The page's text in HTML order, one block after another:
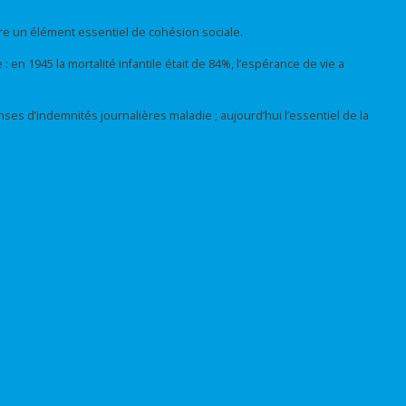
un élément essentiel de cohésion sociale.
1945 la mortalité infantile était de 84%, l’espérance de vie a
d’indemnités journalières maladie ; aujourd’hui l’essentiel de la